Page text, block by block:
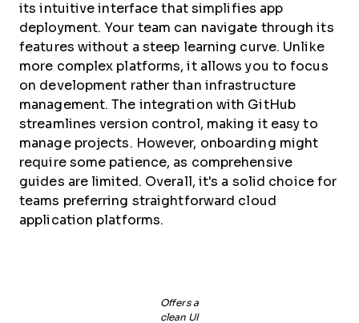
its intuitive interface that simplifies app
deployment. Your team can navigate through its
features without a steep learning curve. Unlike
more complex platforms, it allows you to focus
on development rather than infrastructure
management. The integration with GitHub
streamlines version control, making it easy to
manage projects. However, onboarding might
require some patience, as comprehensive
guides are limited. Overall, it's a solid choice for
teams preferring straightforward cloud
application platforms.
Offers a
clean UI